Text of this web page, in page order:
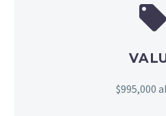


$995,000